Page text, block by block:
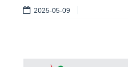
2025-05-09